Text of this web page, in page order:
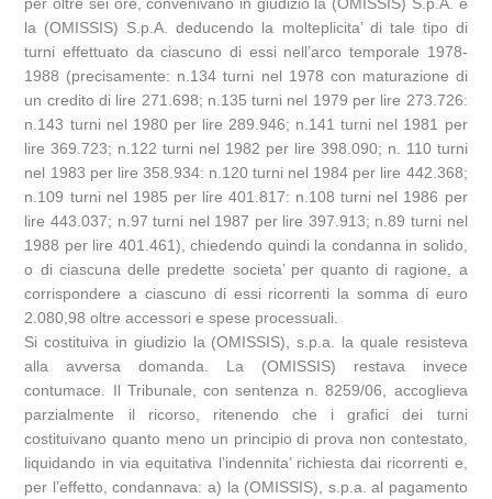
la (OMISSIS) S.p.A. deducendo la molteplicita’ di tale tipo di
turni effettuato da ciascuno di essi nell’arco temporale 1978-
1988 (precisamente: n.134 turni nel 1978 con maturazione di
un credito di lire 271.698; n.135 turni nel 1979 per lire 273.726:
n.143 turni nel 1980 per lire 289.946; n.141 turni nel 1981 per
lire 369.723; n.122 turni nel 1982 per lire 398.090; n. 110 turni
nel 1983 per lire 358.934: n.120 turni nel 1984 per lire 442.368;
n.109 turni nel 1985 per lire 401.817: n.108 turni nel 1986 per
lire 443.037; n.97 turni nel 1987 per lire 397.913; n.89 turni nel
1988 per lire 401.461), chiedendo quindi la condanna in solido,
o di ciascuna delle predette societa’ per quanto di ragione, a
corrispondere a ciascuno di essi ricorrenti la somma di euro
2.080,98 oltre accessori e spese processuali.
Si costituiva in giudizio la (OMISSIS), s.p.a. la quale resisteva
alla avversa domanda. La (OMISSIS) restava invece
contumace. Il Tribunale, con sentenza n. 8259/06, accoglieva
parzialmente il ricorso, ritenendo che i grafici dei turni
costituivano quanto meno un principio di prova non contestato,
liquidando in via equitativa l’indennita’ richiesta dai ricorrenti e,
per l’effetto, condannava: a) la (OMISSIS), s.p.a. al pagamento